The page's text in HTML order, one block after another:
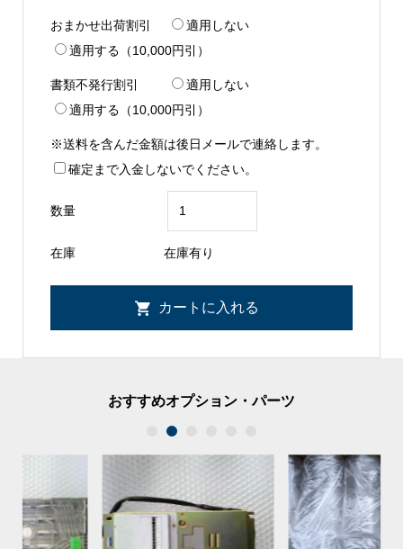
おまかせ出荷割引
適用しない
適用する（10,000円引）
書類不発行割引
適用しない
適用する（10,000円引）
※送料を含んだ金額は後日メールで連絡します。
確定まで入金しないでください。
数量
在庫 在庫有り
おすすめオプション・パーツ
2